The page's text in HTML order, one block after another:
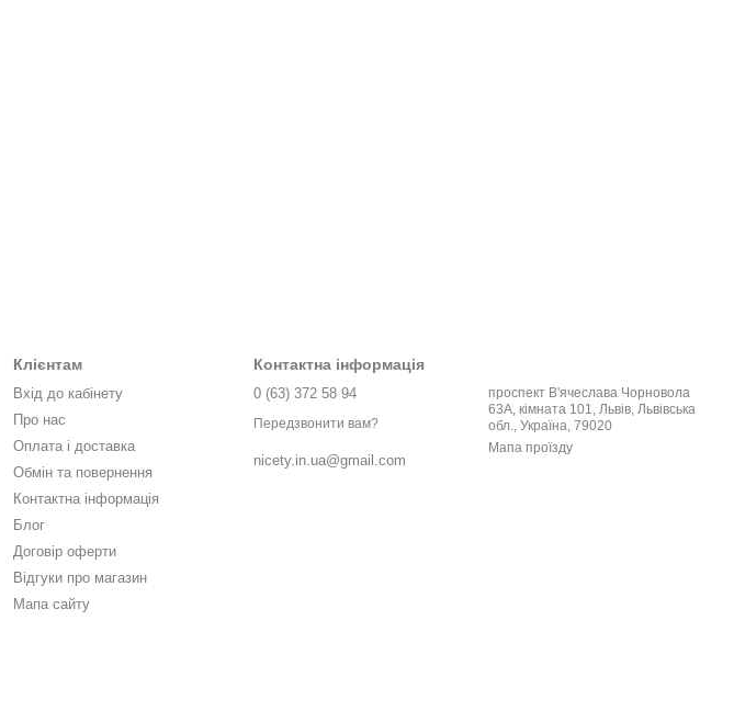
Клієнтам
Вхід до кабінету
Про нас
Оплата і доставка
Обмін та повернення
Контактна інформація
Блог
Договір оферти
Відгуки про магазин
Мапа сайту
Контактна інформація
0 (63) 372 58 94
Передзвонити вам?
nicety.in.ua@gmail.com
проспект В'ячеслава Чорновола
63А, кімната 101, Львів, Львівська
обл., Україна, 79020
Мапа проїзду